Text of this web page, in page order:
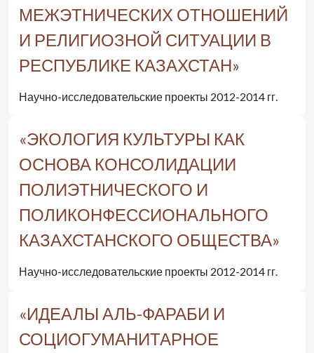
МЕЖЭТНИЧЕСКИХ ОТНОШЕНИЙ
И РЕЛИГИОЗНОЙ СИТУАЦИИ В
РЕСПУБЛИКЕ КАЗАХСТАН»
Научно-исследовательские проекты 2012-2014 гг.
«ЭКОЛОГИЯ КУЛЬТУРЫ КАК
ОСНОВА КОНСОЛИДАЦИИ
ПОЛИЭТНИЧЕСКОГО И
ПОЛИКОНФЕССИОНАЛЬНОГО
КАЗАХСТАНСКОГО ОБЩЕСТВА»
Научно-исследовательские проекты 2012-2014 гг.
«ИДЕАЛЫ АЛЬ-ФАРАБИ И
СОЦИОГУМАНИТАРНОЕ